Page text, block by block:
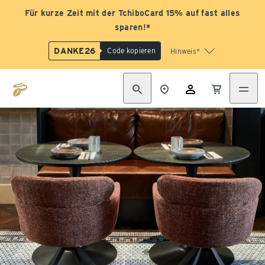
Für kurze Zeit mit der TchiboCard 15% auf fast alles
sparen!*
DANKE26 Code kopieren Hinweis*